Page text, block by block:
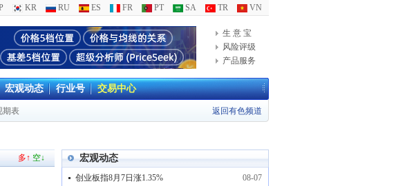
KR RU ES FR PT SA TR VN
生 意 宝
风险评级
产品服务
宏观动态 行业号 交易中心
返回有色频道
期表
多↑ 空↓ 宏观动态
08-07
创业板指8月7日涨1.35%